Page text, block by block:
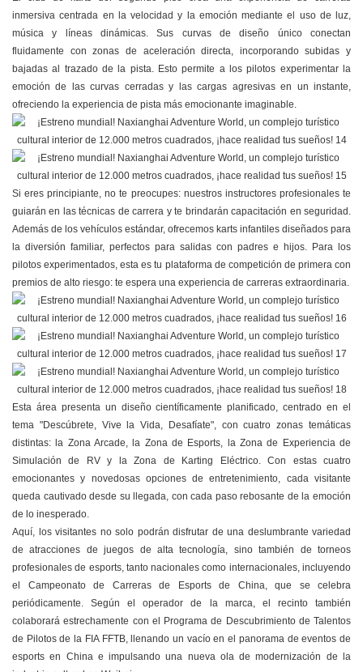
inmersiva centrada en la velocidad y la emoción mediante el uso de luz,
música y líneas dinámicas. Sus curvas de diseño único conectan
fluidamente con zonas de aceleración directa, incorporando subidas y
bajadas al trazado de la pista. Esto permite a los pilotos experimentar la
emoción de las curvas cerradas y las cargas agresivas en un instante,
ofreciendo la experiencia de pista más emocionante imaginable.
Si eres principiante, no te preocupes: nuestros instructores profesionales te
guiarán en las técnicas de carrera y te brindarán capacitación en seguridad.
Además de los vehículos estándar, ofrecemos karts infantiles diseñados para
la diversión familiar, perfectos para salidas con padres e hijos. Para los
pilotos experimentados, esta es tu plataforma de competición de primera con
premios de alto riesgo: te espera una experiencia de carreras extraordinaria.
Esta área presenta un diseño científicamente planificado, centrado en el
tema "Descúbrete, Vive la Vida, Desafíate", con cuatro zonas temáticas
distintas: la Zona Arcade, la Zona de Esports, la Zona de Experiencia de
Simulación de RV y la Zona de Karting Eléctrico. Con estas cuatro
emocionantes y novedosas opciones de entretenimiento, cada visitante
queda cautivado desde su llegada, con cada paso rebosante de la emoción
de lo inesperado.
Aquí, los visitantes no solo podrán disfrutar de una deslumbrante variedad
de atracciones de juegos de alta tecnología, sino también de torneos
profesionales de esports, tanto nacionales como internacionales, incluyendo
el Campeonato de Carreras de Esports de China, que se celebra
periódicamente. Según el operador de la marca, el recinto también
colaborará estrechamente con el Programa de Descubrimiento de Talentos
de Pilotos de la FIA FFTB, llenando un vacío en el panorama de eventos de
esports en China e impulsando una nueva ola de modernización de la